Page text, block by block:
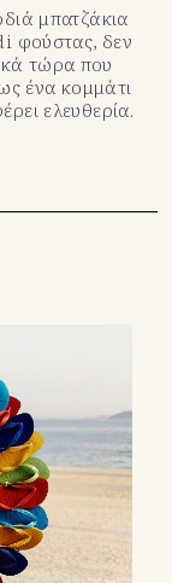
μπατζάκια
φούστας, δεν
τώρα που
ένα κομμάτι
ελευθερία.